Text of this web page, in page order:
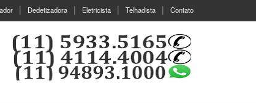
Dedetizadora Eletricista Telhadista Contato